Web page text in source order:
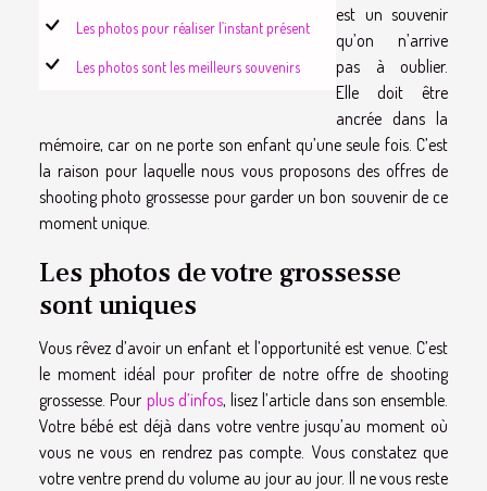
Les photos pour réaliser l’instant présent
Les photos sont les meilleurs souvenirs
est un souvenir
qu’on n’arrive
pas à oublier.
Elle doit être
ancrée dans la
mémoire, car on ne porte son enfant qu’une seule fois. C’est
la raison pour laquelle nous vous proposons des offres de
shooting photo grossesse pour garder un bon souvenir de ce
moment unique.
Les photos de votre grossesse
sont uniques
Vous rêvez d’avoir un enfant et l’opportunité est venue. C’est
le moment idéal pour profiter de notre offre de shooting
grossesse. Pour plus d’infos, lisez l’article dans son ensemble.
Votre bébé est déjà dans votre ventre jusqu’au moment où
vous ne vous en rendrez pas compte. Vous constatez que
votre ventre prend du volume au jour au jour. Il ne vous reste